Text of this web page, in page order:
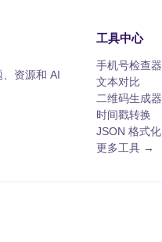
资源和 AI
工具中心
手机号检查器
文本对比
二维码生成器
时间戳转换
JSON 格式化
更多工具 →